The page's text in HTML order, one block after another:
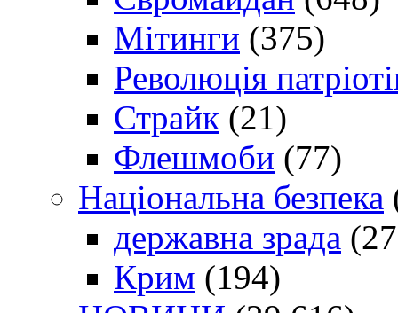
Мітинги (375)
Революція
Страйк (21)
Флешмоби (77)
Національна безпека
державна зрада
Крим (194)